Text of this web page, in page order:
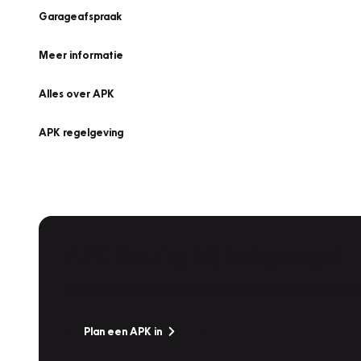
Garageafspraak
Meer informatie
Alles over APK
APK regelgeving
Plan een APK in